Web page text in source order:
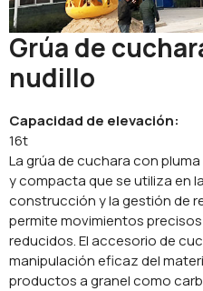
Grúa de
nudillo
Capacidad de elevación:
16t
La grúa de cuchara con
y compacta que se utiliza en
construcción y la gestión de
permite movimientos
reducidos. El accesorio de
manipulación eficaz del
productos a granel como